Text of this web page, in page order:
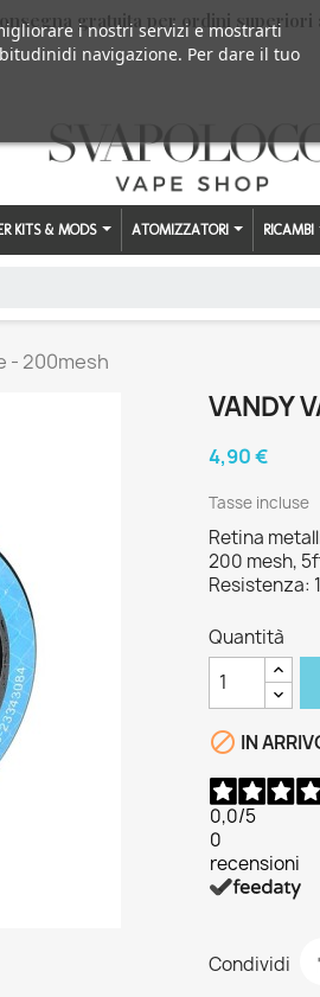
gratuita per ordini superiori
KITS & MODS ATOMIZZATORI RICAMBI
- 200mesh
VANDY
4,90 €
Tasse incluse
Retina
200 mesh,
Resistenza:
Quantità
 IN
0,0/5
0
recensioni
Condividi
i nostri servizi e mostrarti
navigazione. Per dare il tuo